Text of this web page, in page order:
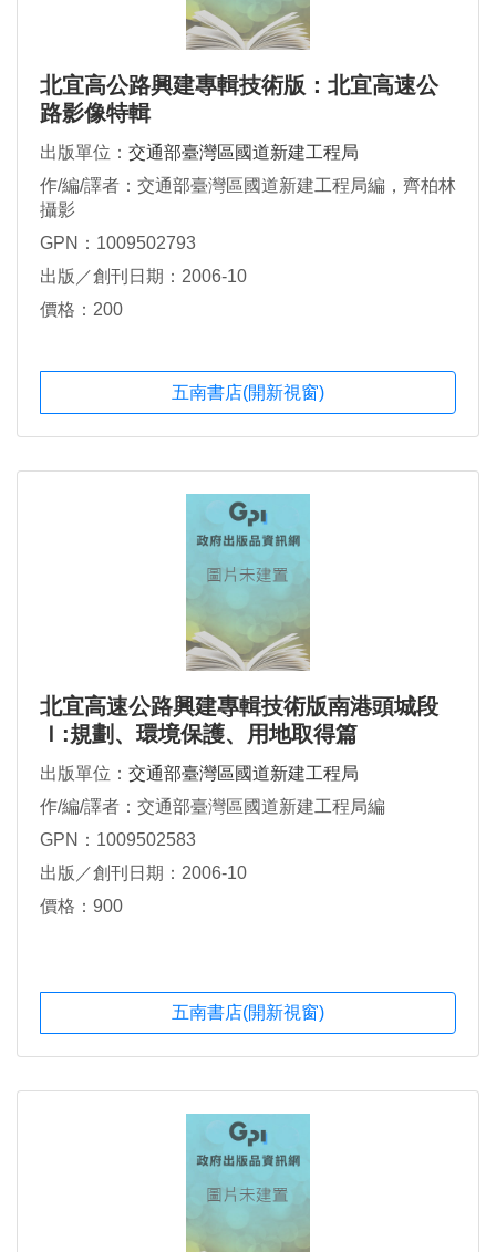
北宜高公路興建專輯技術版：北宜高速公
路影像特輯
出版單位： 交通部臺灣區國道新建工程局
作/編/譯者：交通部臺灣區國道新建工程局編，齊柏林
攝影
GPN：1009502793
出版／創刊日期：2006-10
價格：200
五南書店(開新視窗)
北宜高速公路興建專輯技術版南港頭城段
Ｉ:規劃、環境保護、用地取得篇
出版單位： 交通部臺灣區國道新建工程局
作/編/譯者：交通部臺灣區國道新建工程局編
GPN：1009502583
出版／創刊日期：2006-10
價格：900
五南書店(開新視窗)